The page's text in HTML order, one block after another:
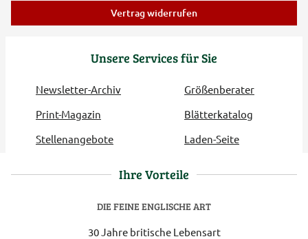
Unsere Services für Sie
Newsletter-Archiv
Größenberater
Print-Magazin
Blätterkatalog
Stellenangebote
Laden-Seite
Vertrag widerrufen
Ihre Vorteile
DIE FEINE ENGLISCHE ART
30 Jahre britische Lebensart